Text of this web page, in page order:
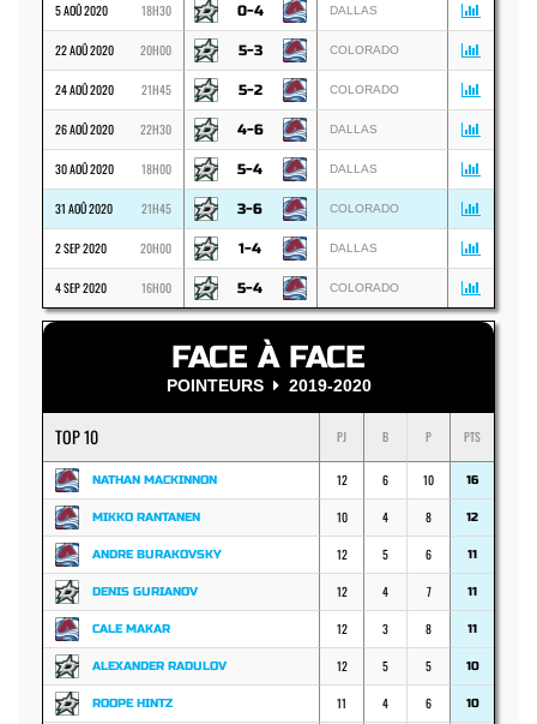
5 AOÛ 2020 18H30 0-4 DALLAS
22 AOÛ 2020 20H00 5-3 COLORADO
24 AOÛ 2020 21H45 5-2 COLORADO
26 AOÛ 2020 22H30 4-6 DALLAS
30 AOÛ 2020 18H00 5-4 DALLAS
31 AOÛ 2020 21H45 3-6 COLORADO
2 SEP 2020 20H00 1-4 DALLAS
4 SEP 2020 16H00 5-4 COLORADO
FACE À FACE
POINTEURS 2019-2020
TOP 10 PJ B P PTS
NATHAN MACKINNON 12 6 10 16
MIKKO RANTANEN 10 4 8 12
ANDRE BURAKOVSKY 12 5 6 11
DENIS GURIANOV 12 4 7 11
CALE MAKAR 12 3 8 11
ALEXANDER RADULOV 12 5 5 10
ROOPE HINTZ 11 4 6 10